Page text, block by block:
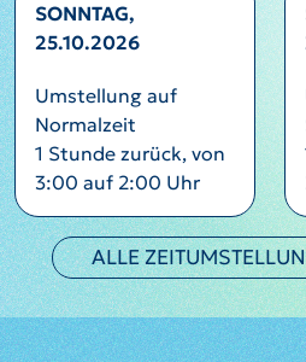
SONNTAG,
25.10.2026
Umstellung auf
Normalzeit
1 Stunde zurück, von
3:00 auf 2:00 Uhr
ALLE